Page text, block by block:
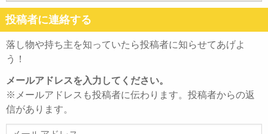
投稿者に連絡する
落し物や持ち主を知っていたら投稿者に知らせてあげよ
う！
メールアドレスを入力してください。
※メールアドレスも投稿者に伝わります。投稿者からの返
信があります。